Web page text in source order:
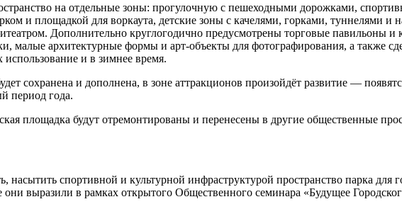
на отдельные зоны: прогулочную с пешеходными дорожками,
и площадкой для воркаута, детские зоны с качелями, горками, туннелями и
Дополнительно круглогодично предусмотрены торговые павильоны
малые архитектурные формы и арт-объекты для фотографирования, а также
использование и в зимнее время.
сохранена и дополнена, в зоне аттракционов произойдёт развитие —
период года.
площадка будут отремонтиро­ваны и перенесены в другие общественные
насытить спортивной и культурной инфраструктурой пространство парка
выразили в рамках открытого Общественного семинара «Будущее